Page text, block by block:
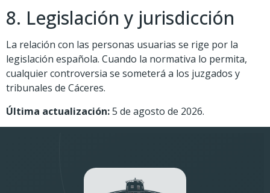
8. Legislación y jurisdicción
La relación con las personas usuarias se rige por la
legislación española. Cuando la normativa lo permita,
cualquier controversia se someterá a los juzgados y
tribunales de Cáceres.
Última actualización:5 de agosto de 2026.